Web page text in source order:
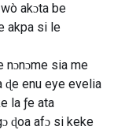
akɔta be
akpa si le
nɔnɔme sia me
ɖe enu eye evelia
la ƒe ata
ɖoa ​​afɔ si keke